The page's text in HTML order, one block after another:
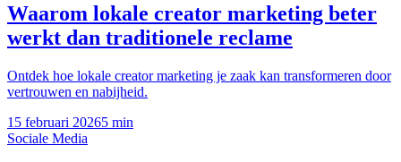
Waarom lokale creator marketing beter
werkt dan traditionele reclame
Ontdek hoe lokale creator marketing je zaak kan transformeren door
vertrouwen en nabijheid.
15 februari 20265 min
Sociale Media